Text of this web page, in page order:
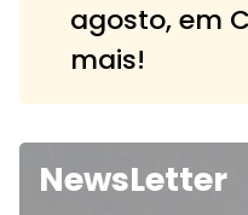
agosto, em
mais!
NewsLetter